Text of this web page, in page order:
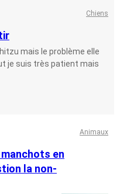
Chiens
mais le problème elle
je suis très patient mais
Animaux
en
la non-